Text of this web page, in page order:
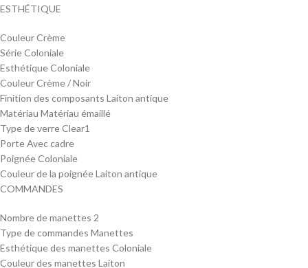
ESTHÉTIQUE
Couleur Crème
Série Coloniale
Esthétique Coloniale
Couleur Crème / Noir
Finition des composants Laiton antique
Matériau Matériau émaillé
Type de verre Clear1
Porte Avec cadre
Poignée Coloniale
Couleur de la poignée Laiton antique
COMMANDES
Nombre de manettes 2
Type de commandes Manettes
Esthétique des manettes Coloniale
Couleur des manettes Laiton